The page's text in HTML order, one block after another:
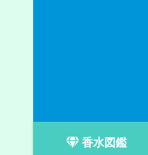
香水図鑑